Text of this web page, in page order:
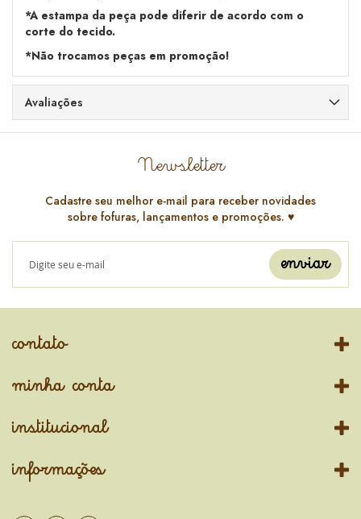
*A estampa da peça pode diferir de acordo com o
corte do tecido.
*Não trocamos peças em promoção!
Avaliações
Newsletter
Cadastre seu melhor e-mail para receber novidades
sobre fofuras, lançamentos e promoções. ♥️
enviar
contato
minha conta
institucional
informações